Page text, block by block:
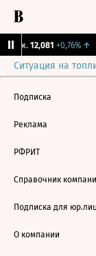
Бирж. 12,081 +0,76%↑
Ситуация на
Подписка
Реклама
РФРИТ
Справочник
Подписка для
О компании